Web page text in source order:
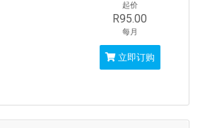
起价
R95.00
每月
立即订购